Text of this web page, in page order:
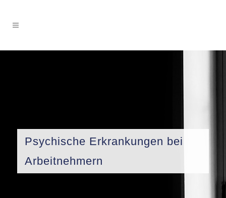
Psychische Erkrankungen bei
Arbeitnehmern